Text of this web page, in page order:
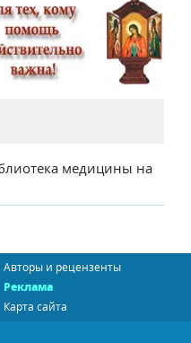
медицины на
Авторы и рецензенты
Реклама
Карта сайта